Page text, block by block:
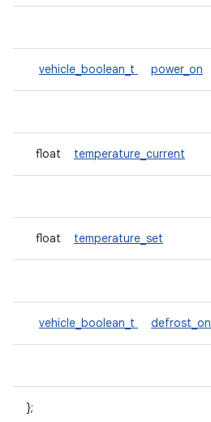
vehicle_boolean_t power_on
float temperature_current
float temperature_set
vehicle_boolean_t defrost_on
};